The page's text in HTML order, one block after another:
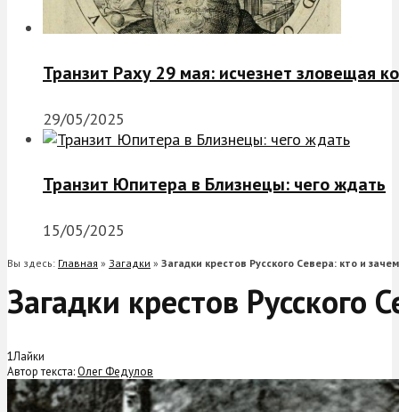
Транзит Раху 29 мая: исчезнет зловещая
29/05/2025
Транзит Юпитера в Близнецы: чего ждать
15/05/2025
Вы здесь: Главная » Загадки » Загадки крестов Русского Севера: кто и
Загадки крестов Русского
1Лайки
Автор текста:Олег Федулов